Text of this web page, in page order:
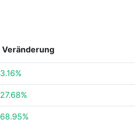
Veränderung
3.16%
27.68%
68.95%